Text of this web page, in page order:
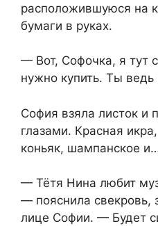
расположившуюся на
бумаги в руках.
— Вот, Софочка, я тут
нужно купить. Ты
София взяла листок и
глазами. Красная
коньяк, шампанское
— Тётя Нина любит
— пояснила свекровь,
лице Софии. — Будет